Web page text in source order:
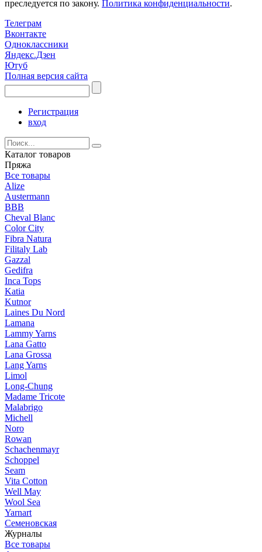
преследуется по закону. Политика конфиденциальности.
Телеграм
Вконтакте
Одноклассники
Яндекс.Дзен
Ютуб
Полная версия сайта
Регистрация
вход
Каталог товаров
Пряжа
Все товары
Alize
Austermann
BBB
Cheval Blanc
Color City
Fibra Natura
Filitaly Lab
Gazzal
Gedifra
Inca Tops
Katia
Kutnor
Laines Du Nord
Lamana
Lammy Yarns
Lana Gatto
Lana Grossa
Lang Yarns
Limol
Long-Chung
Madame Tricote
Malabrigo
Michell
Noro
Rowan
Schachenmayr
Schoppel
Seam
Vita Cotton
Well May
Wool Sea
Yarnart
Семеновская
Журналы
Все товары